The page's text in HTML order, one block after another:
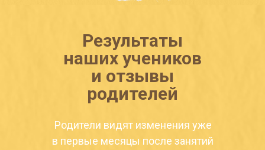
Результаты
наших учеников
и отзывы
родителей
Родители видят изменения уже
в первые месяцы ‭после занятий